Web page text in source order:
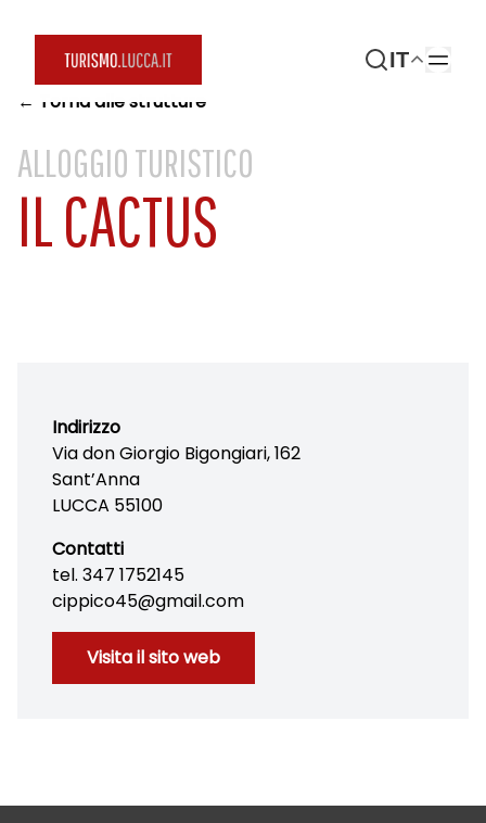
IT
← Torna alle strutture
ALLOGGIO TURISTICO
IL CACTUS
Indirizzo
Via don Giorgio Bigongiari, 162
Sant’Anna
LUCCA 55100
Contatti
tel. 347 1752145
cippico45@gmail.com
Visita il sito web